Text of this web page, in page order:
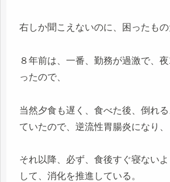
右しか聞こえないのに、困ったもの
８年前は、一番、勤務が過激で、
ったので、
当然夕食も遅く、食べた後、倒れ
ていたので、逆流性胃腸炎になり、
それ以降、必ず、食後すぐ寝ない
して、消化を推進している。